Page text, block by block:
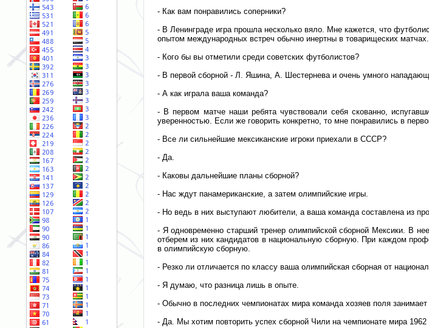
- Как вам понравились соперники?
- В Ленинграде игра прошла несколько вяло. Мне кажется, что
опытом международных встреч обычно инертны в товарищеских
- Кого бы вы отметили среди советских футболистов?
- В первой сборной - Л. Яшина, А. Шестернева и очень умного
- А как играла ваша команда?
- В первом матче наши ребята чувствовали себя скованно,
уверенностью. Если же говорить конкретно, то мне понравились в
- Все ли сильнейшие мексиканские игроки приехали в СССР?
- Да.
- Каковы дальнейшие планы сборной?
- Нас ждут панамериканские, а затем олимпийские игры.
- Но ведь в них выступают любители, а ваша команда составлена из
- Я одновременно старший тренер олимпийской сборной Мексики. В
отберем из них кандидатов в национальную сборную. При каждом
в олимпийскую сборную.
- Резко ли отличается по классу ваша олимпийская сборная от
- Я думаю, что разница лишь в опыте.
- Обычно в последних чемпионатах мира команда хозяев поля
- Да. Мы хотим повторить успех сборной Чили на чемпионате мира 1962